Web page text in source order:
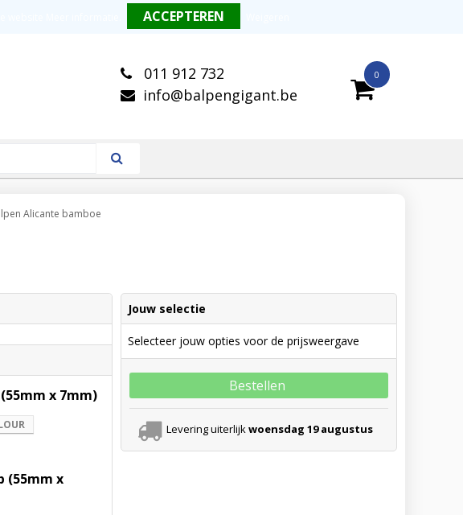
Kwalitatieve balpennen
0
011 912 732
info@balpengigant.be
Alicante bamboe
x 7mm)
(55mm x
Jouw selectie
Selecteer jouw opties voor de prijsweergave
Bestellen
Levering uiterlijkwoensdag 19 augustus